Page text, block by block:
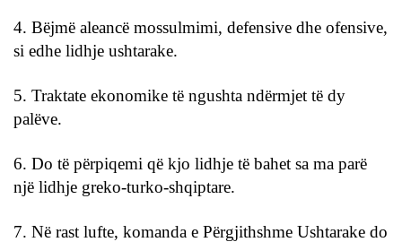
4. Bëjmë aleancë mossulmimi, defensive dhe ofensive,
si edhe lidhje ushtarake.
5. Traktate ekonomike të ngushta ndërmjet të dy
palëve.
6. Do të përpiqemi që kjo lidhje të bahet sa ma parë
një lidhje greko-turko-shqiptare.
7. Në rast lufte, komanda e Përgjithshme Ushtarake do